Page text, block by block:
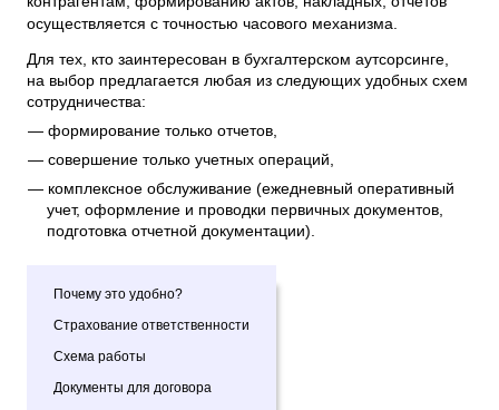
осуществляется с точностью часового механизма.
Для тех, кто заинтересован в бухгалтерском аутсорсинге,
на выбор предлагается любая из следующих удобных схем
сотрудничества:
формирование только отчетов,
совершение только учетных операций,
комплексное обслуживание (ежедневный оперативный
учет, оформление и проводки первичных документов,
подготовка отчетной документации).
Почему это удобно?
Страхование ответственности
Схема работы
Документы для договора